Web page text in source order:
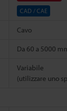
CAD / CAE
Cavo
Da 60 a 5000
Variabile
(utilizzare uno